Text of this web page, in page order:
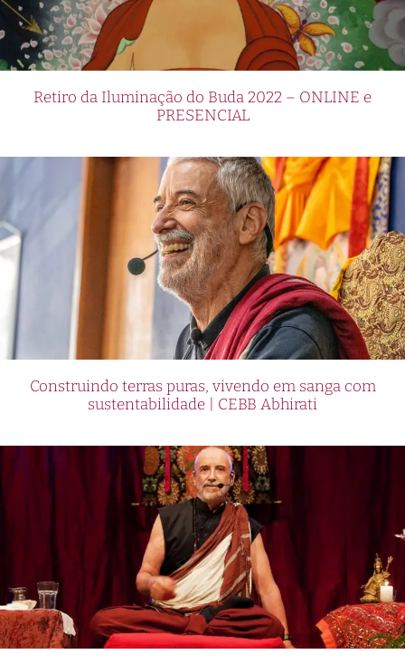
Retiro da Iluminação do Buda 2022 – ONLINE e
PRESENCIAL
Construindo terras puras, vivendo em sanga com
sustentabilidade | CEBB Abhirati